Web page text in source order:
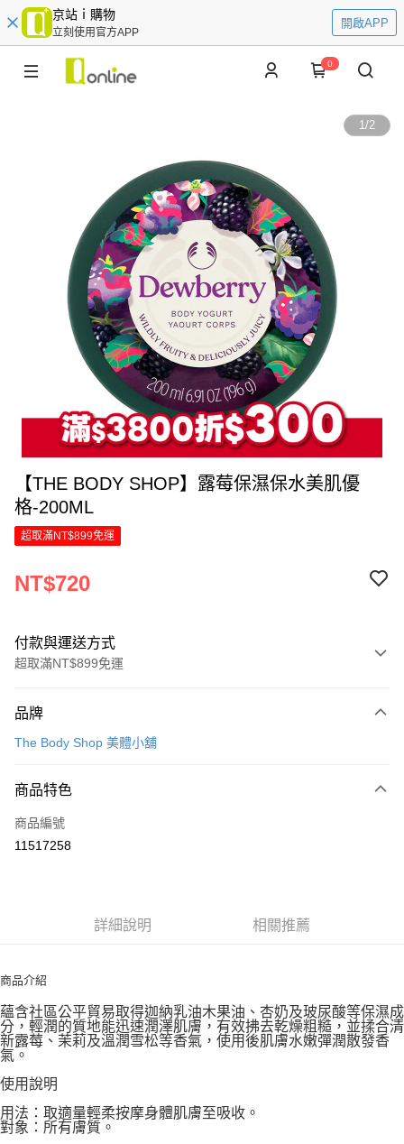
京站ｉ購物
立刻使用官方APP
開啟APP
0
1/2
【THE BODY SHOP】露莓保濕保水美肌優
格-200ML
超取滿NT$899免運
NT$720
付款與運送方式
超取滿NT$899免運
信用卡一次付款
Apple Pay
街口支付
相關說明
1.本服務由台灣大哥大提供，台灣大哥大用戶可立即使用無須另外申請。
2.付款方式選擇「大哥付你分期」，訂單成立後會自動跳轉到大哥付的交易
流程，驗證手機門號後，選擇欲分期的期數、繳款截止日，確認付款後即完
3.實際核准額度、可分期數及費用金額請依後續交易確認頁面所載為準。
消。如遇「轉專審核」未通過狀況，表示未達大哥付你分期系統評分，恕無
法說明評估內容。
AFTEE先享後付
相關說明
【關於「AFTEE先享後付」】
便利好安心！
１．簡單：不需註冊會員、不需綁卡、不需儲值。
２．便利：只要手機號碼，簡訊認證，即可結帳。
３．安心：先確認商品／服務後，再付款。
運送方式
品牌
The Body Shop 美體小舖
商品特色
商品編號
11517258
詳細說明 相關推薦
商品介紹
蘊含社區公平貿易取得迦納乳油木果油、杏奶及玻尿酸等保濕成
分，輕潤的質地能迅速潤澤肌膚，有效拂去乾燥粗糙，並揉合清
新露莓、茉莉及溫潤雪松等香氣，使用後肌膚水嫩彈潤散發香
氣。
使用說明
用法：取適量輕柔按摩身體肌膚至吸收。
對象：所有膚質。